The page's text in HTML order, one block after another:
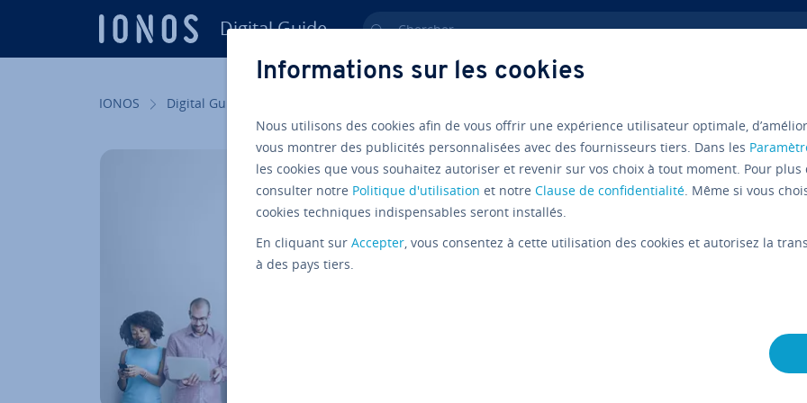
Digital Guide Chercher
IONOS Digital Guide
Qu’est-
Marketing de Contenu E-
Informations sur les cookies
Nous utilisons des cookies afin de vous offrir une expérience utilisateur optimale,
vous montrer des publicités personnalisées avec des fournisseurs tiers. Dans les
les cookies que vous souhaitez autoriser et revenir sur vos choix à tout moment. Pour
consulter notre Politique d'utilisation et notre Clause de confidentialité. Même si vous
cookies techniques indispensables seront installés.
En cliquant sur Accepter, vous consentez à cette utilisation des cookies et autorisez la
à des pays tiers.